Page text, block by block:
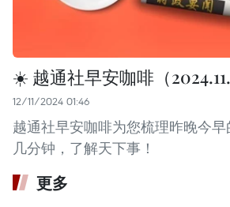
☀️ 越通社早安咖啡（
12/11/2024 01:46
越通社早安咖啡为您梳理昨晚今
几分钟，了解天下事！
更多